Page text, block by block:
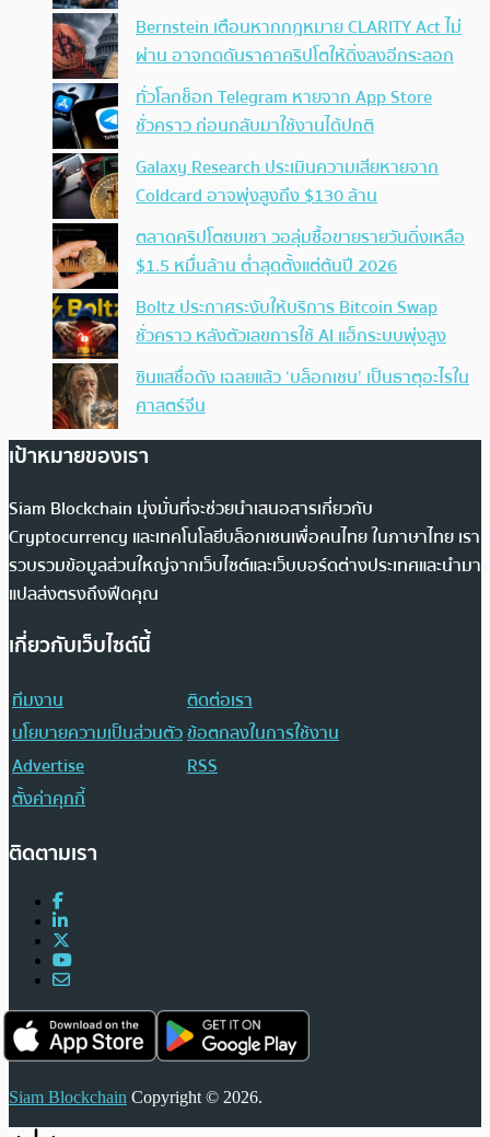
Bernstein เตือนหากกฎหมาย CLARITY Act ไม่
ผ่าน อาจกดดันราคาคริปโตให้ดิ่งลงอีกระลอก
ทั่วโลกช็อก Telegram หายจาก App Store
ชั่วคราว ก่อนกลับมาใช้งานได้ปกติ
Galaxy Research ประเมินความเสียหายจาก
Coldcard อาจพุ่งสูงถึง $130 ล้าน
ตลาดคริปโตซบเซา วอลุ่มซื้อขายรายวันดิ่งเหลือ
$1.5 หมื่นล้าน ต่ำสุดตั้งแต่ต้นปี 2026
Boltz ประกาศระงับให้บริการ Bitcoin Swap
ชั่วคราว หลังตัวเลขการใช้ AI แฮ็กระบบพุ่งสูง
ซินแสชื่อดัง เฉลยแล้ว ‘บล็อกเชน’ เป็นธาตุอะไรใน
ศาสตร์จีน
เป้าหมายของเรา
Siam Blockchain มุ่งมั่นที่จะช่วยนำเสนอสารเกี่ยวกับ
Cryptocurrency และเทคโนโลยีบล็อกเชนเพื่อคนไทย ในภาษาไทย เรา
รวบรวมข้อมูลส่วนใหญ่จากเว็บไซต์และเว็บบอร์ดต่างประเทศและนำมา
แปลส่งตรงถึงฟีดคุณ
เกี่ยวกับเว็บไซต์นี้
ทีมงาน
ติดต่อเรา
นโยบายความเป็นส่วนตัวข้อตกลงในการใช้งาน
Advertise
RSS
ตั้งค่าคุกกี้
ติดตามเรา
Siam Blockchain Copyright © 2026.